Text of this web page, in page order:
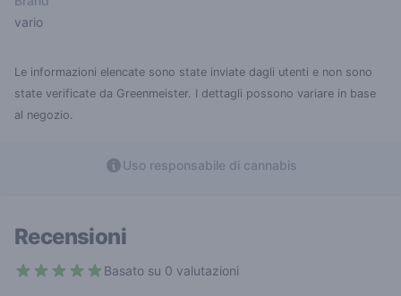
vario
Le informazioni elencate sono state inviate dagli utenti e non sono
state verificate da Greenmeister. I dettagli possono variare in base
al negozio.
Uso responsabile di cannabis
Recensioni
Basato su 0 valutazioni